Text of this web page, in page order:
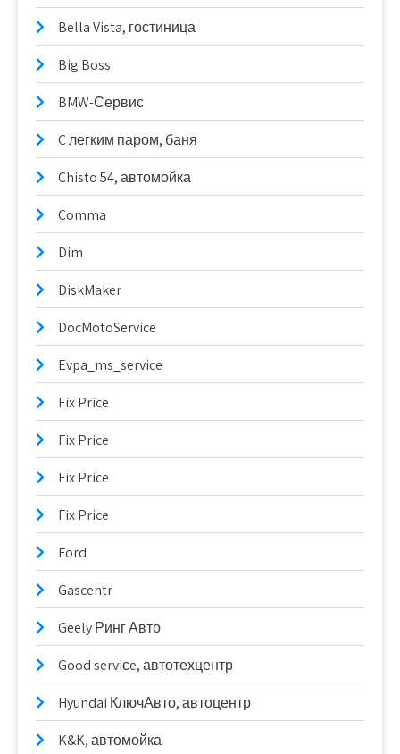
Bella Vista, гостиница
Big Boss
BMW-Сервис
C легким паром, баня
Chisto 54, автомойка
Comma
Dim
DiskMaker
DocMotoService
Evpa_ms_service
Fix Price
Fix Price
Fix Price
Fix Price
Ford
Gascentr
Geely Ринг Авто
Good serviсe, автотехцентр
Hyundai КлючАвто, автоцентр
K&K, автомойка